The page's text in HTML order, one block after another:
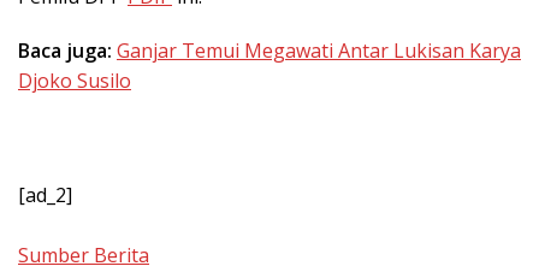
Baca juga: Ganjar Temui Megawati Antar Lukisan Karya
Djoko Susilo
[ad_2]
Sumber Berita